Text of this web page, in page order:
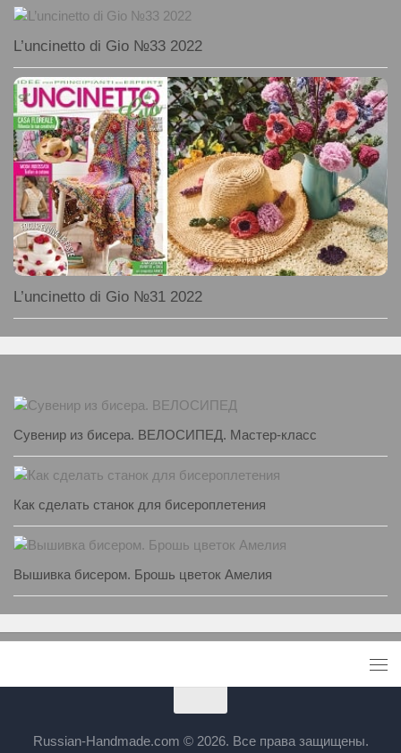
L’uncinetto di Gio №33 2022
L’uncinetto di Gio №31 2022
Сувенир из бисера. ВЕЛОСИПЕД. Мастер-класс
Как сделать станок для бисероплетения
Вышивка бисером. Брошь цветок Амелия
Russian-Handmade.com © 2026. Все права защищены.